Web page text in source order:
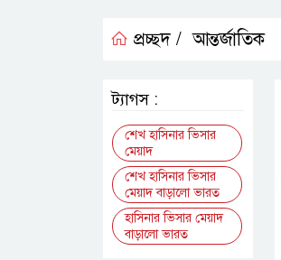
প্রচ্ছদ / আন্তর্জাতিক
ট্যাগস :
শেখ হাসিনার ভিসার
মেয়াদ
শেখ হাসিনার ভিসার
মেয়াদ বাড়ালো ভারত
হাসিনার ভিসার মেয়াদ
বাড়ালো ভারত